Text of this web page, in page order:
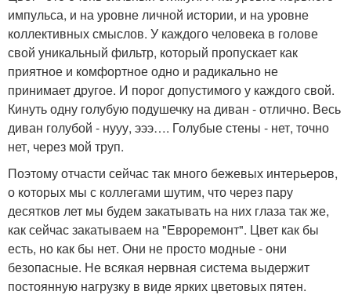
импульса, и на уровне личной истории, и на уровне
коллективных смыслов. У каждого человека в голове
свой уникальный фильтр, который пропускает как
приятное и комфортное одно и радикально не
принимает другое. И порог допустимого у каждого свой.
Кинуть одну голубую подушечку на диван - отлично. Весь
диван голубой - нууу, эээ…. Голубые стены - нет, точно
нет, через мой труп.
Поэтому отчасти сейчас так много бежевых интерьеров,
о которых мы с коллегами шутим, что через пару
десятков лет мы будем закатывать на них глаза так же,
как сейчас закатываем на "Евроремонт". Цвет как бы
есть, но как бы нет. Они не просто модные - они
безопасные. Не всякая нервная система выдержит
постоянную нагрузку в виде ярких цветовых пятен.